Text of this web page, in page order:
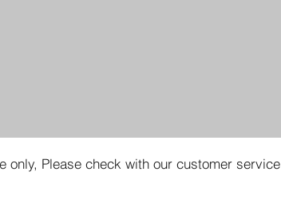
only, Please check with our customer service